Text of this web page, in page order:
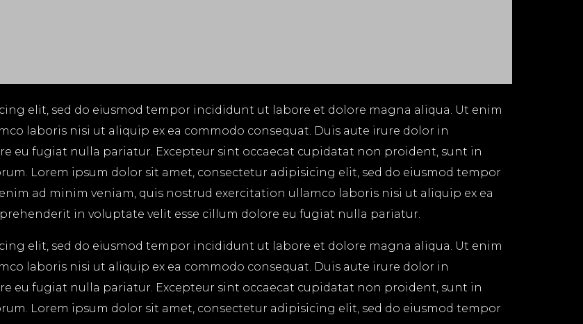
elit, sed do eiusmod tempor incididunt ut labore et dolore magna aliqua. Ut enim
laboris nisi ut aliquip ex ea commodo consequat. Duis aute irure dolor in
eu fugiat nulla pariatur. Excepteur sint occaecat cupidatat non proident, sunt in
Lorem ipsum dolor sit amet, consectetur adipisicing elit, sed do eiusmod tempor
ad minim veniam, quis nostrud exercitation ullamco laboris nisi ut aliquip ex ea
in voluptate velit esse cillum dolore eu fugiat nulla pariatur.
elit, sed do eiusmod tempor incididunt ut labore et dolore magna aliqua. Ut enim
laboris nisi ut aliquip ex ea commodo consequat. Duis aute irure dolor in
eu fugiat nulla pariatur. Excepteur sint occaecat cupidatat non proident, sunt in
Lorem ipsum dolor sit amet, consectetur adipisicing elit, sed do eiusmod tempor